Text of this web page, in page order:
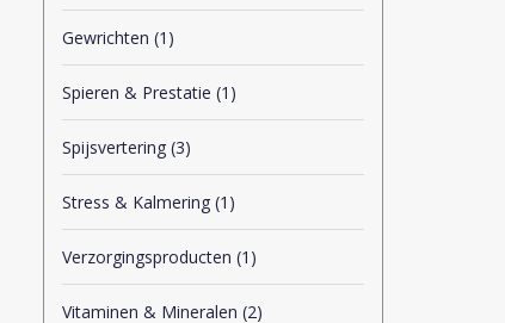
Gewrichten (1)
Spieren & Prestatie (1)
Spijsvertering (3)
Stress & Kalmering (1)
Verzorgingsproducten (1)
Vitaminen & Mineralen (2)